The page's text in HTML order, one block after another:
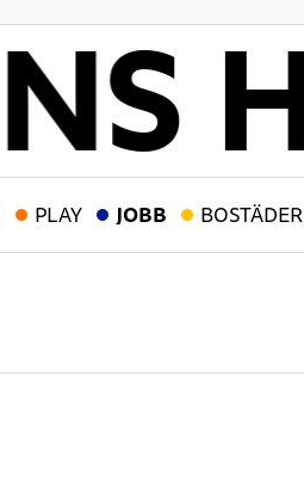
PLAY JOBB BOSTÄDER